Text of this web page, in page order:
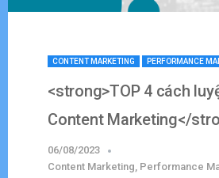
CONTENT MARKETING PERFORMANCE
<strong>TOP 4 cách
Content Marketing</
06/08/2023
Content Marketing, Performance